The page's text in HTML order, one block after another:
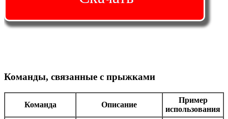
Команды, связанные с прыжками
Команда Описание
Пример
использования